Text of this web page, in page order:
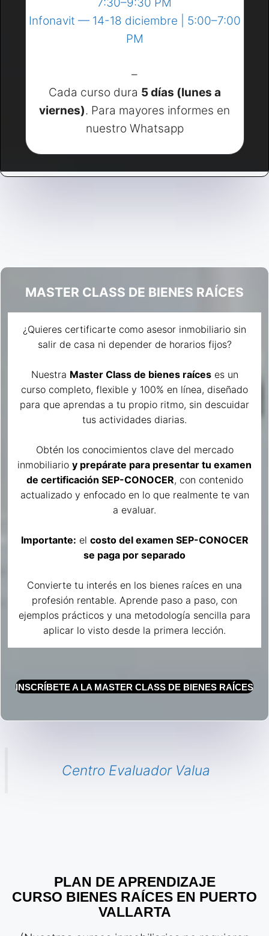
Infonavit — 14-18 diciembre | 5:00–7:00
PM
–
Cada curso dura 5 días (lunes a
viernes). Para mayores informes en
nuestro Whatsapp
MASTER CLASS DE BIENES RAÍCES
¿Quieres certificarte como asesor inmobiliario sin
salir de casa ni depender de horarios fijos?
Nuestra Master Class de bienes raíceses un
curso completo, flexible y 100% en línea, diseñado
para que aprendas a tu propio ritmo, sin descuidar
tus actividades diarias.
Obtén los conocimientos clave del mercado
inmobiliario y prepárate para presentar tu examen
de certificación SEP-CONOCER, con contenido
actualizado y enfocado en lo que realmente te van
a evaluar.
Importante: el costo del examen SEP-CONOCER
se paga por separado
Convierte tu interés en los bienes raíces en una
profesión rentable. Aprende paso a paso, con
ejemplos prácticos y una metodología sencilla para
aplicar lo visto desde la primera lección.
INSCRÍBETE A LA MASTER CLASS DE BIENES RAÍCES
Centro Evaluador Valua
PLAN DE APRENDIZAJE
CURSO BIENES RAÍCES EN PUERTO
VALLARTA